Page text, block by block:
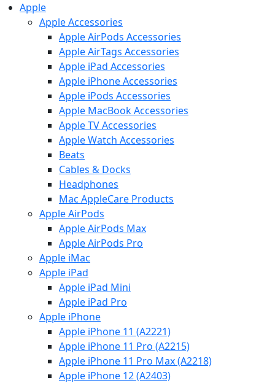
Apple
Apple Accessories
Apple AirPods Accessories
Apple AirTags Accessories
Apple iPad Accessories
Apple iPhone Accessories
Apple iPods Accessories
Apple MacBook Accessories
Apple TV Accessories
Apple Watch Accessories
Beats
Cables & Docks
Headphones
Mac AppleCare Products
Apple AirPods
Apple AirPods Max
Apple AirPods Pro
Apple iMac
Apple iPad
Apple iPad Mini
Apple iPad Pro
Apple iPhone
Apple iPhone 11 (A2221)
Apple iPhone 11 Pro (A2215)
Apple iPhone 11 Pro Max (A2218)
Apple iPhone 12 (A2403)